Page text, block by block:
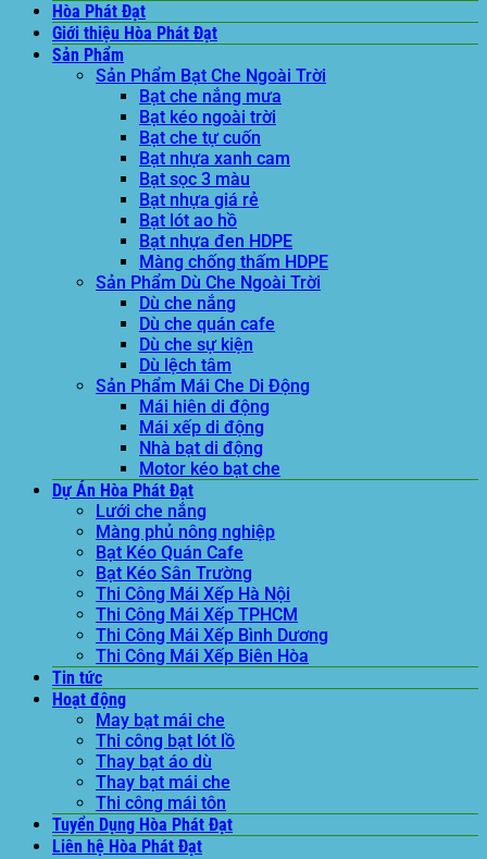
Hòa Phát Đạt
Giới thiệu Hòa Phát Đạt
Sản Phẩm
Sản Phẩm Bạt Che Ngoài Trời
Bạt che nắng mưa
Bạt kéo ngoài trời
Bạt che tự cuốn
Bạt nhựa xanh cam
Bạt sọc 3 màu
Bạt nhựa giá rẻ
Bạt lót ao hồ
Bạt nhựa đen HDPE
Màng chống thấm HDPE
Sản Phẩm Dù Che Ngoài Trời
Dù che nắng
Dù che quán cafe
Dù che sự kiện
Dù lệch tâm
Sản Phẩm Mái Che Di Động
Mái hiên di động
Mái xếp di động
Nhà bạt di động
Motor kéo bạt che
Dự Án Hòa Phát Đạt
Lưới che nắng
Màng phủ nông nghiệp
Bạt Kéo Quán Cafe
Bạt Kéo Sân Trường
Thi Công Mái Xếp Hà Nội
Thi Công Mái Xếp TPHCM
Thi Công Mái Xếp Bình Dương
Thi Công Mái Xếp Biên Hòa
Tin tức
Hoạt động
May bạt mái che
Thi công bạt lót lồ
Thay bạt áo dù
Thay bạt mái che
Thi công mái tôn
Tuyển Dụng Hòa Phát Đạt
Liên hệ Hòa Phát Đạt